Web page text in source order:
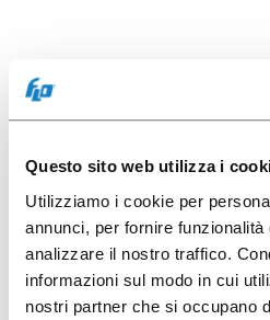
Questo sito web utilizza i
Utilizziamo i cookie per
annunci, per fornire
analizzare il nostro traffico.
informazioni sul modo in cui
nostri partner che si occupano
Scheda